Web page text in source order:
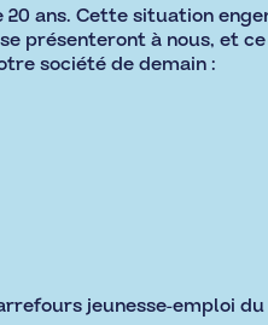
20 ans. Cette situation
présenteront à nous, et ce
société de demain :
jeunesse-emploi